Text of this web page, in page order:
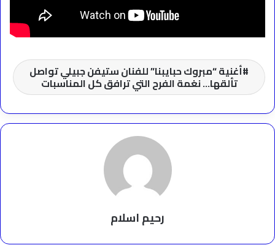
أغنية “مبروك حبايبنا” للفنان ستيفن جبيلي تواصل
تألقها… نغمة الفرح التي ترافق كل المناسبات
رحيم اسلام